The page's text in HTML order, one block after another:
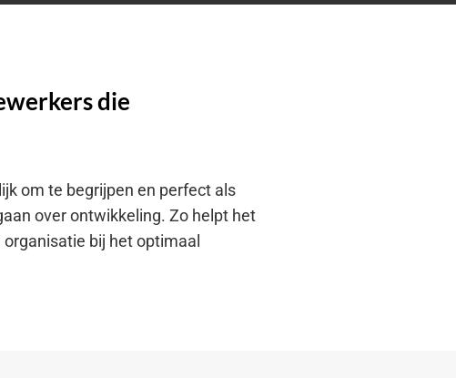
die
om te begrijpen en perfect als
over ontwikkeling. Zo helpt het
bij het optimaal